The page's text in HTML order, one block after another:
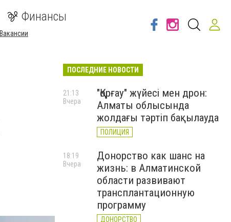
Финансы
Вакансии
ПОСЛЕДНИЕ НОВОСТИ
"Қорғау" жүйесі мен дрон:
Алматы облысында
жолдағы тәртіп бақылауда
ПОЛИЦИЯ
21:13
Вчера
Донорство как шанс на
жизнь: в Алматинской
области развивают
трансплантационную
программу
ДОНОРСТВО
18:19
Вчера